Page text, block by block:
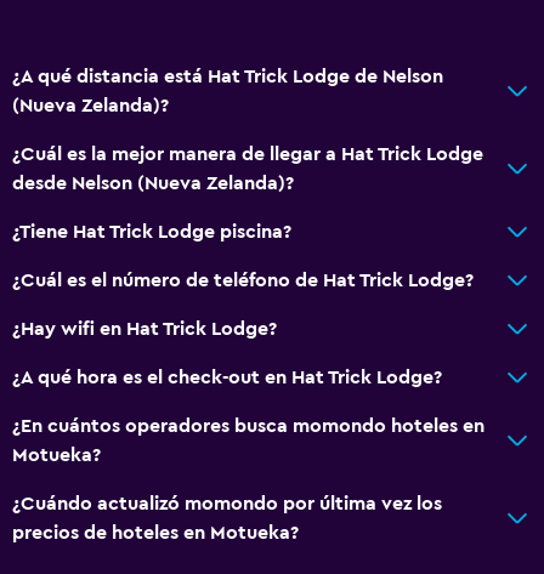
¿A qué distancia está Hat Trick Lodge de Nelson
(Nueva Zelanda)?
¿Cuál es la mejor manera de llegar a Hat Trick Lodge
desde Nelson (Nueva Zelanda)?
¿Tiene Hat Trick Lodge piscina?
¿Cuál es el número de teléfono de Hat Trick Lodge?
¿Hay wifi en Hat Trick Lodge?
¿A qué hora es el check-out en Hat Trick Lodge?
¿En cuántos operadores busca momondo hoteles en
Motueka?
¿Cuándo actualizó momondo por última vez los
precios de hoteles en Motueka?